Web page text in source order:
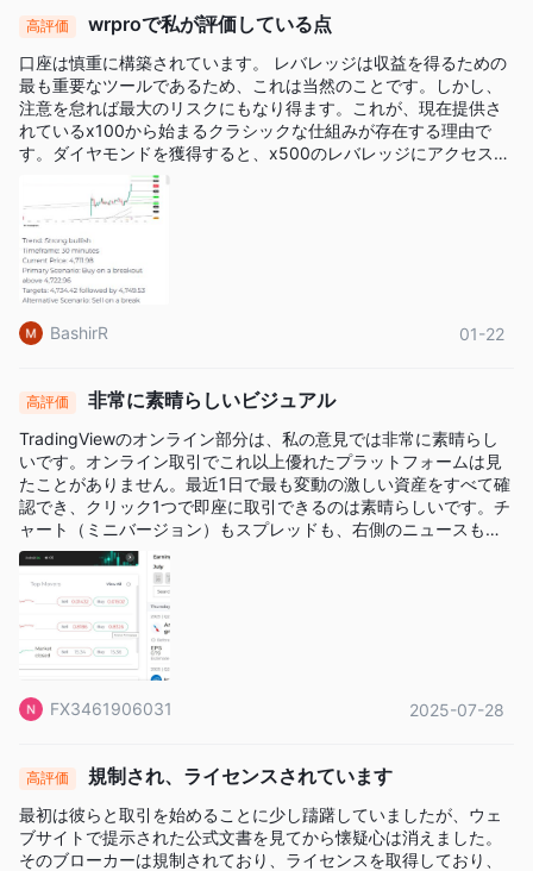
高評価 wrproで私が評価している点
口座は慎重に構築されています。 レバレッジは収益を得るための
最も重要なツールであるため、これは当然のことです。しかし、
注意を怠れば最大のリスクにもなり得ます。これが、現在提供さ
れているx100から始まるクラシックな仕組みが存在する理由で
す。ダイヤモンドを獲得すると、x500のレバレッジにアクセスで
きるようになります。また、アップグレードはモチベーションの
源でもあります。なぜなら、ダイヤモンドでの特典やシグナルが
十分に価値があると感じるからです。
BashirR 01-22
高評価 非常に素晴らしいビジュアル
TradingViewのオンライン部分は、私の意見では非常に素晴らし
いです。オンライン取引でこれ以上優れたプラットフォームは見
たことがありません。最近1日で最も変動の激しい資産をすべて確
認でき、クリック1つで即座に取引できるのは素晴らしいです。チ
ャート（ミニバージョン）もスプレッドも、右側のニュースも見
ることができます。他に何を知りたいでしょうか？ TradingView
のチャートもクリックすれば拡大表示されますが、私はそうする
必要はありません。
FX3461906031 2025-07-28
高評価 規制され、ライセンスされています
最初は彼らと取引を始めることに少し躊躇していましたが、ウェ
ブサイトで提示された公式文書を見てから懐疑心は消えました。
そのブローカーは規制されており、ライセンスを取得しており、